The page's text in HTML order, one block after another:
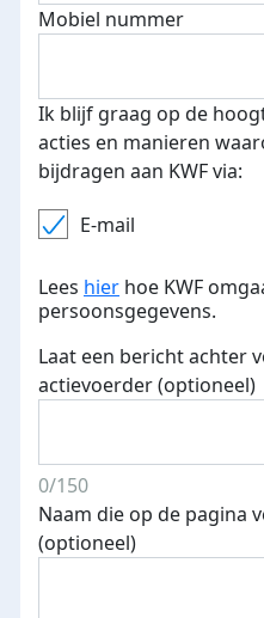
Mobiel nummer
Ik blijf graag op de
acties en manieren
bijdragen aan KWF via:
E-mail
Lees hier hoe KWF
persoonsgegevens.
Laat een bericht achter
actievoerder (optioneel)
0/150
Naam die op de pagina
(optioneel)